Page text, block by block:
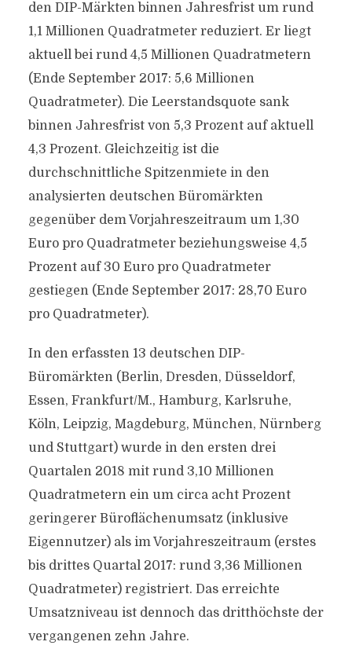
den DIP-Märkten binnen Jahresfrist um rund
1,1 Millionen Quadratmeter reduziert. Er liegt
aktuell bei rund 4,5 Millionen Quadratmetern
(Ende September 2017: 5,6 Millionen
Quadratmeter). Die Leerstandsquote sank
binnen Jahresfrist von 5,3 Prozent auf aktuell
4,3 Prozent. Gleichzeitig ist die
durchschnittliche Spitzenmiete in den
analysierten deutschen Büromärkten
gegenüber dem Vorjahreszeitraum um 1,30
Euro pro Quadratmeter beziehungsweise 4,5
Prozent auf 30 Euro pro Quadratmeter
gestiegen (Ende September 2017: 28,70 Euro
pro Quadratmeter).
In den erfassten 13 deutschen DIP-
Büromärkten (Berlin, Dresden, Düsseldorf,
Essen, Frankfurt/M., Hamburg, Karlsruhe,
Köln, Leipzig, Magdeburg, München, Nürnberg
und Stuttgart) wurde in den ersten drei
Quartalen 2018 mit rund 3,10 Millionen
Quadratmetern ein um circa acht Prozent
geringerer Büroflächenumsatz (inklusive
Eigennutzer) als im Vorjahreszeitraum (erstes
bis drittes Quartal 2017: rund 3,36 Millionen
Quadratmeter) registriert. Das erreichte
Umsatzniveau ist dennoch das dritthöchste der
vergangenen zehn Jahre.